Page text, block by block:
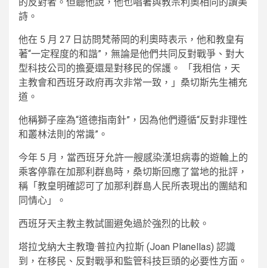
詩。
他在 5 月 27 日訪問梵蒂岡的利奧時表示，他和教皇有
著“一定程度的和諧”，無論是他們共同反對戰爭、對大
型科技公司的擔憂還是對移民的保護。 「我相信，天
主教會和西班牙政府再次非常一致，」桑切斯先生補充
道。
他稱獅子座為“道德指南針”，因為他們遵循“反對非理性
和叢林法則的常識”。
今年 5 月，當西班牙允許一艘感染漢坦病毒的遊輪上的
乘客停靠在加那利群島時，桑切斯回應了當地的批評，
稱「教皇明確認可了加那利群島人民所表現出的團結和
同情心」。
西班牙天主教主教試圖避免過於強烈的比較。
塔拉戈納大主教瓊·普拉內拉斯 (Joan Planellas) 認識
到，在移民、反對戰爭和監管科技巨頭的必要性方面。